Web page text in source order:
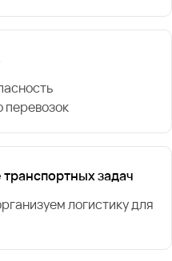
перевозок
задач
логистику для